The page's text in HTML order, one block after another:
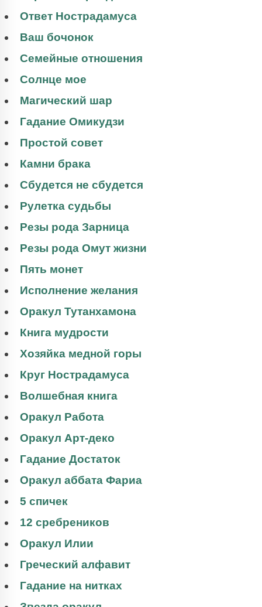
Ответ Нострадамуса
Ваш бочонок
Семейные отношения
Солнце мое
Магический шар
Гадание Омикудзи
Простой совет
Камни брака
Сбудется не сбудется
Рулетка судьбы
Резы рода Зарница
Резы рода Омут жизни
Пять монет
Исполнение желания
Оракул Тутанхамона
Книга мудрости
Хозяйка медной горы
Круг Нострадамуса
Волшебная книга
Оракул Работа
Оракул Арт-деко
Гадание Достаток
Оракул аббата Фариа
5 спичек
12 сребреников
Оракул Илии
Греческий алфавит
Гадание на нитках